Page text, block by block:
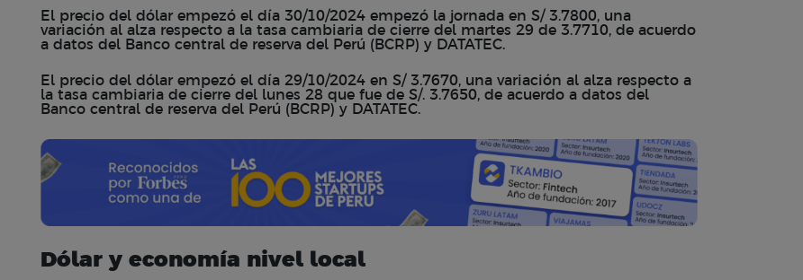
El precio del dólar empezó el día 30/10/2024 empezó la jornada en S/ 3.7800, una
variación al alza respecto a la tasa cambiaria de cierre del martes 29 de 3.7710, de acuerdo
a datos del Banco central de reserva del Perú (BCRP) y DATATEC.
El precio del dólar empezó el día 29/10/2024 en S/ 3.7670, una variación al alza respecto a
la tasa cambiaria de cierre del lunes 28 que fue de S/. 3.7650, de acuerdo a datos del
Banco central de reserva del Perú (BCRP) y DATATEC.
Dólar y economía nivel local